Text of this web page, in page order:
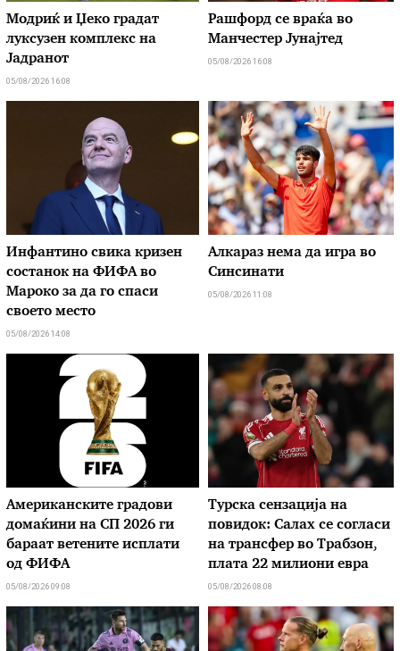
Модриќ и Џеко градат
луксузен комплекс на
Јадранот
05/08/2026 16:08
Рашфорд се враќа во
Манчестер Јунајтед
05/08/2026 16:08
Инфантино свика кризен
состанок на ФИФА во
Мароко за да го спаси
своето место
05/08/2026 14:08
Алкараз нема да игра во
Синсинати
05/08/2026 11:08
Американските градови
домаќини на СП 2026 ги
бараат ветените исплати
од ФИФА
05/08/2026 09:08
Турска сензација на
повидок: Салах се согласи
на трансфер во Трабзон,
плата 22 милиони евра
05/08/2026 08:08